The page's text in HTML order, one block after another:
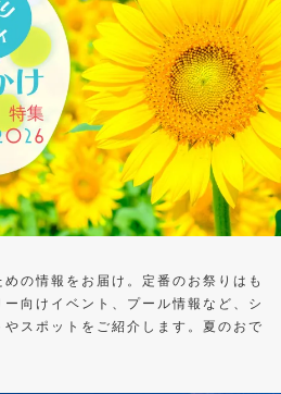
の情報をお届け。定番のお祭りはも
向けイベント、プール情報など、シ
スポットをご紹介します。夏のおで